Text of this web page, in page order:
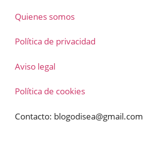
Quienes somos
Política de privacidad
Aviso legal
Política de cookies
Contacto: blogodisea@gmail.com